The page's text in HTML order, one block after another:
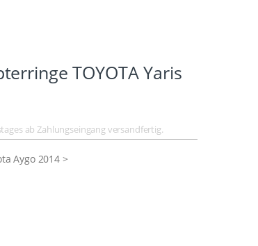
TOYOTA Yaris
ab Zahlungseingang versandfertig.
Aygo 2014 >